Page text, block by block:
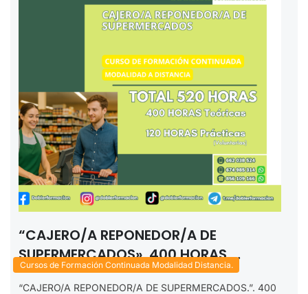
Cursos de Formación Continuada Modalidad Distancia.
“CAJERO/A REPONEDOR/A DE
SUPERMERCADOS». 400 HORAS.
MODALIDAD DISTANCIA. 2025.
“CAJERO/A REPONEDOR/A DE SUPERMERCADOS.”. 400